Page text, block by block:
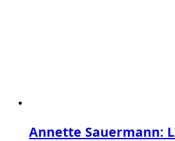
Annette Sauermann: